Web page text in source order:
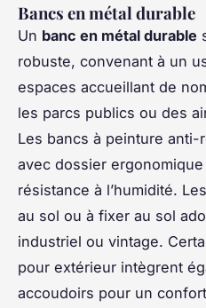
Bancs en métal durable
Un banc en métal durable
robuste, convenant à un
espaces accueillant de
les parcs publics ou des
Les bancs à peinture
avec dossier
résistance à l’humidité.
au sol ou à fixer au sol
industriel ou vintage.
pour extérieur intègrent
accoudoirs pour un